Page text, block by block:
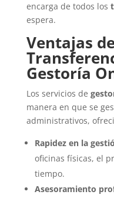
encarga de todos los
espera.
Ventajas
Gestoría
Los servicios de
manera en que se
administrativos,
Rapidez en la
oficinas físicas, el
tiempo.
Asesoramiento